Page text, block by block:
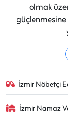
olmak
güçlenmesine
İzmir Nöbetçi
İzmir Namaz